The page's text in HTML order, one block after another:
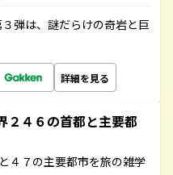
弾は、謎だらけの奇岩と巨
詳細を見る
４６の首都と主要都
４７の主要都市を旅の雑学